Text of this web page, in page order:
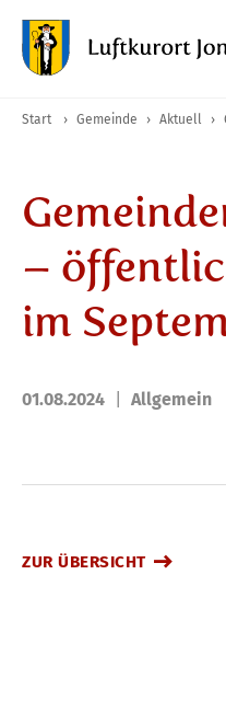
Start › Gemeinde › Aktuell ›
–
im
01.08.2024 Allgemein
ZUR ÜBERSICHT